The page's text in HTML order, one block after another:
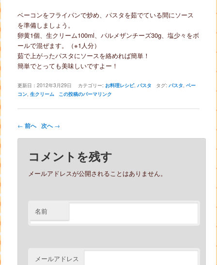
ベーコンをフライパンで炒め、パスタを茹でている間にソース
を準備しましょう。
卵黄1個、生クリーム100ml、パルメザンチーズ30g、塩少々をボ
ールで混ぜます。（※1人分）
茹で上がったパスタにソースを絡めれば簡単！
簡単でとっても美味しいですよー！
更新日： 2012年3月29日 カテゴリー: お料理レシピ,パスタ タグ:パスタ ,ベー
コン, 生クリーム この投稿のパーマリンク
投稿ナビゲーション
← 前へ 次へ→
コメントを残す
メールアドレスが公開されることはありません。
名前
メールアドレス